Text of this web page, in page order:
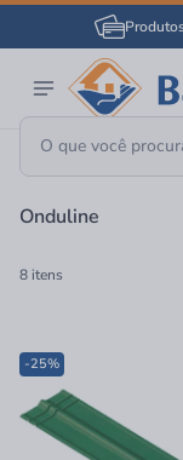
Página Inicial Onduline
Onduline
8 itens
-25%